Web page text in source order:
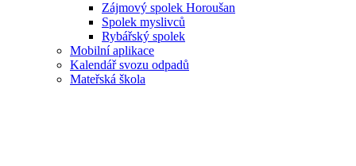
Zájmový spolek Horoušan
Spolek myslivců
Rybářský spolek
Mobilní aplikace
Kalendář svozu odpadů
Mateřská škola